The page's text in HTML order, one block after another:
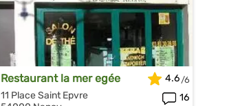
Restaurant la mer egée
11 Place Saint Epvre
4.6
16